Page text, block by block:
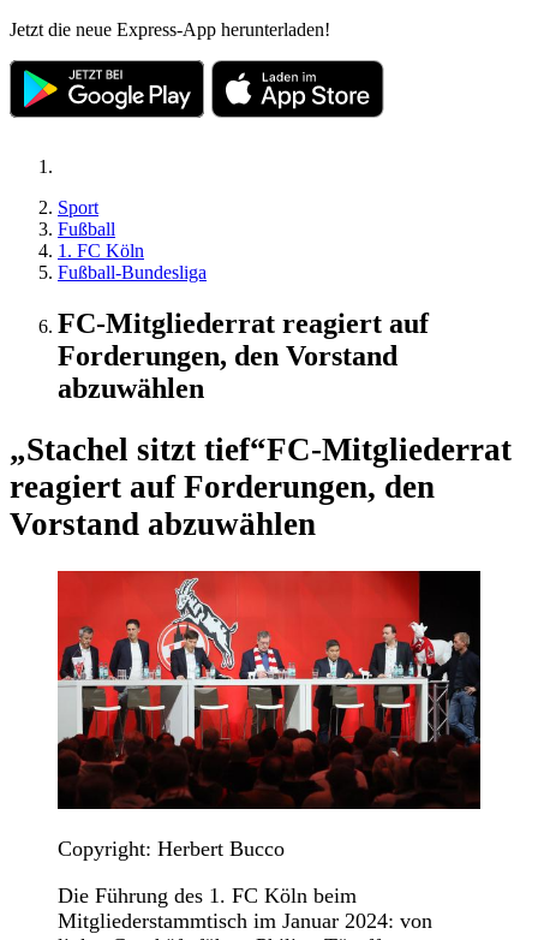
Jetzt die neue Express-App herunterladen!
Sport
Fußball
1. FC Köln
Fußball-Bundesliga
FC-Mitgliederrat reagiert auf
Forderungen, den Vorstand
abzuwählen
„Stachel sitzt tief“FC-Mitgliederrat
reagiert auf Forderungen, den
Vorstand abzuwählen
Copyright: Herbert Bucco
Die Führung des 1. FC Köln beim
Mitgliederstammtisch im Januar 2024: von